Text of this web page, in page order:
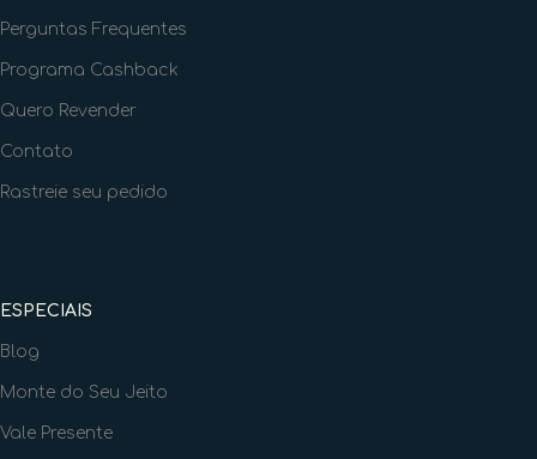
Perguntas Frequentes
Programa Cashback
Quero Revender
Contato
Rastreie seu pedido
ESPECIAIS
Blog
Monte do Seu Jeito
Vale Presente